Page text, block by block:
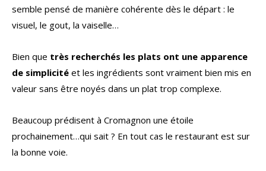
semble pensé de manière cohérente dès le départ : le
visuel, le gout, la vaiselle…
Bien que très recherchés les plats ont une apparence
de simplicité et les ingrédients sont vraiment bien mis en
valeur sans être noyés dans un plat trop complexe.
Beaucoup prédisent à Cromagnon une étoile
prochainement…qui sait ? En tout cas le restaurant est sur
la bonne voie.